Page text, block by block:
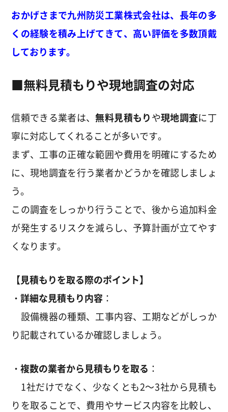
おかげさまで九州防災工業株式会社は、長年の多
くの経験を積み上げてきて、高い評価を多数頂戴
しております。
■無料見積もりや現地調査の対応
信頼できる業者は、無料見積もりや現地調査に丁
寧に対応してくれることが多いです。
まず、工事の正確な範囲や費用を明確にするため
に、現地調査を行う業者かどうかを確認しましょ
う。
この調査をしっかり行うことで、後から追加料金
が発生するリスクを減らし、予算計画が立てやす
くなります。
【見積もりを取る際のポイント】
・詳細な見積もり内容 ：
設備機器の種類、工事内容、工期などがしっか
り記載されているか確認しましょう。
・複数の業者から見積もりを取る ：
1社だけでなく、少なくとも2～3社から見積も
りを取ることで、費用やサービス内容を比較し、